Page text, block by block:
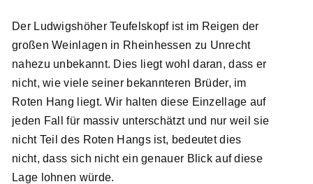
Der Ludwigshöher Teufelskopf ist im Reigen der
großen Weinlagen in Rheinhessen zu Unrecht
nahezu unbekannt. Dies liegt wohl daran, dass er
nicht, wie viele seiner bekannteren Brüder, im
Roten Hang liegt. Wir halten diese Einzellage auf
jeden Fall für massiv unterschätzt und nur weil sie
nicht Teil des Roten Hangs ist, bedeutet dies
nicht, dass sich nicht ein genauer Blick auf diese
Lage lohnen würde.